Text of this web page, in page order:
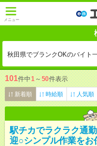
メニュー
秋田県でブランクOKのバイト
101件中1 ～ 50件表示
新着順 時給順 人気順
駅チカでラクラク通
迎○シンプル作業をお